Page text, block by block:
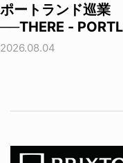
ポートランド巡業
──THERE -
2026.08.04